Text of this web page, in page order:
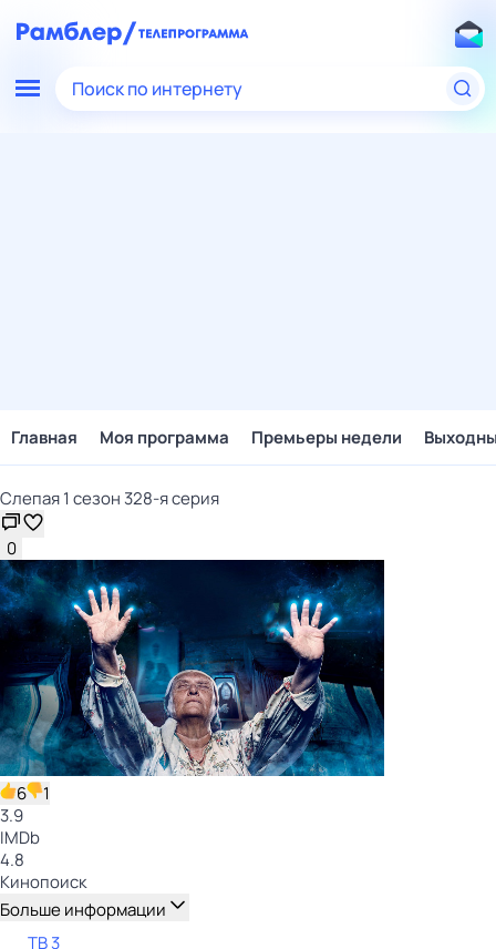
Поиск по интернету
Главная Моя программа Премьеры недели
Слепая 1 сезон 328-я серия
0
6
1
3.9
IMDb
4.8
Кинопоиск
Больше информации
ТВ 3